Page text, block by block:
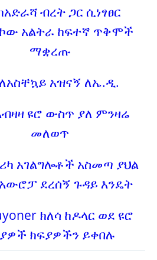
ብረት ጋር ሲነፃፀር
አልትራ ከፍተኛ ጥቅሞች
ማቋረጡ
ለአስቸኳይ አዝናኝ ለኤ.ዲ.
ዩሮ ውስጥ ያለ ምንዛሬ
መለወጥ
አገልግሎቶች አስመጣ ያህል
ደረሰኝ ጉዳይ እንዴት
ክለሳ ከዶላር ወደ ዩሮ
ክፍያዎችን ይቀበሉ